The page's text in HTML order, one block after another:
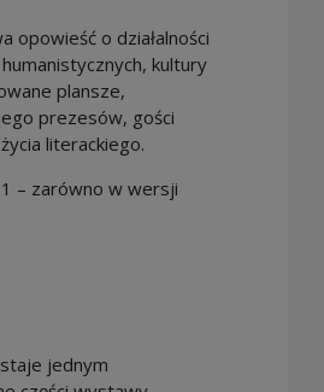
opowieść o działalności
kultury
plansze,
prezesów, gości
literackiego.
– zarówno w wersji
jednym